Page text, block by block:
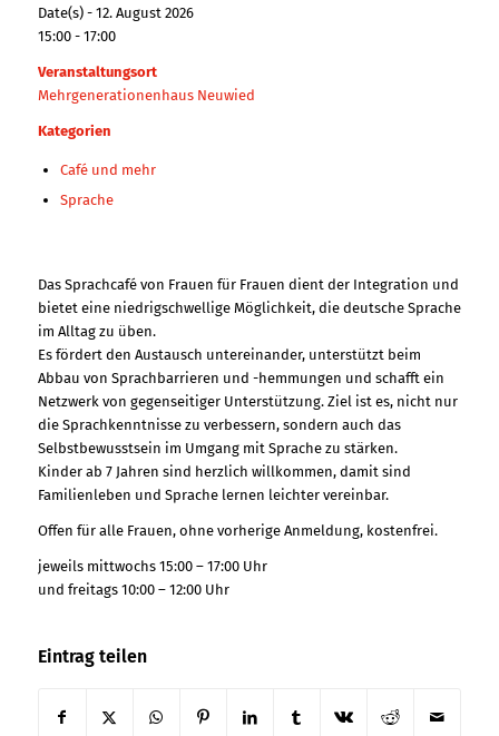
Date(s) - 12. August 2026
15:00 - 17:00
Veranstaltungsort
Mehrgenerationenhaus Neuwied
Kategorien
Café und mehr
Sprache
Das Sprachcafé von Frauen für Frauen dient der Integration und
bietet eine niedrigschwellige Möglichkeit, die deutsche Sprache
im Alltag zu üben.
Es fördert den Austausch untereinander, unterstützt beim
Abbau von Sprachbarrieren und -hemmungen und schafft ein
Netzwerk von gegenseitiger Unterstützung. Ziel ist es, nicht nur
die Sprachkenntnisse zu verbessern, sondern auch das
Selbstbewusstsein im Umgang mit Sprache zu stärken.
Kinder ab 7 Jahren sind herzlich willkommen, damit sind
Familienleben und Sprache lernen leichter vereinbar.
Offen für alle Frauen, ohne vorherige Anmeldung, kostenfrei.
jeweils mittwochs 15:00 – 17:00 Uhr
und freitags 10:00 – 12:00 Uhr
Eintrag teilen